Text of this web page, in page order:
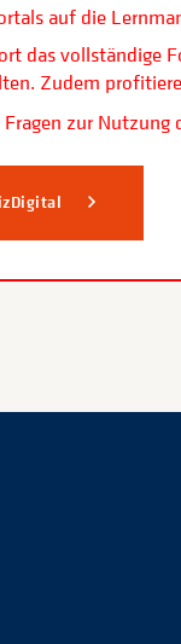
auf die
das vollständige
Zudem
zur